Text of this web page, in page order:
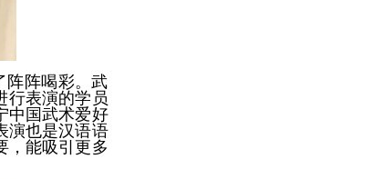
阵阵喝彩。武
行表演的学员
中国武术爱好
演也是汉语语
，能吸引更多